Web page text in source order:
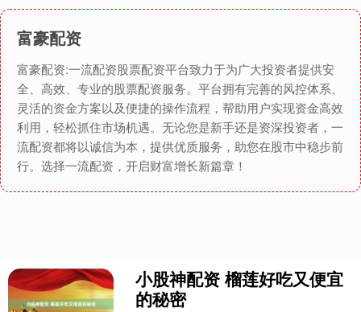
富豪配资
富豪配资:一流配资股票配资平台致力于为广大投资者提供安
全、高效、专业的股票配资服务。平台拥有完善的风控体系、
灵活的资金方案以及便捷的操作流程，帮助用户实现资金高效
利用，轻松抓住市场机遇。无论您是新手还是资深投资者，一
流配资都将以诚信为本，提供优质服务，助您在股市中稳步前
行。选择一流配资，开启财富增长新篇章！
小股神配资 榴莲好吃又便宜
的秘密